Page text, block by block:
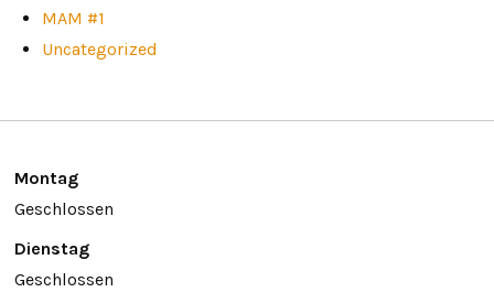
MAM #1
Uncategorized
Montag
Geschlossen
Dienstag
Geschlossen